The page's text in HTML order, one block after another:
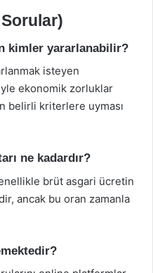
kimler yararlanabilir?
isteyen
ekonomik zorluklar
belirli kriterlere uyması
ne kadardır?
brüt asgari ücretin
ancak bu oran zamanla